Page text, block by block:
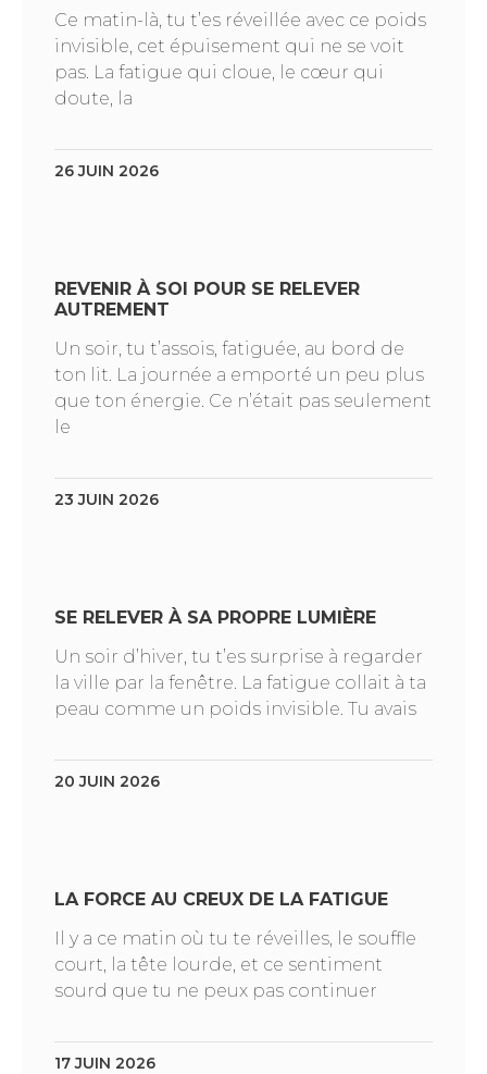
Ce matin-là, tu t’es réveillée avec ce poids
invisible, cet épuisement qui ne se voit
pas. La fatigue qui cloue, le cœur qui
doute, la
26 JUIN 2026
REVENIR À SOI POUR SE RELEVER
AUTREMENT
Un soir, tu t’assois, fatiguée, au bord de
ton lit. La journée a emporté un peu plus
que ton énergie. Ce n’était pas seulement
le
23 JUIN 2026
SE RELEVER À SA PROPRE LUMIÈRE
Un soir d’hiver, tu t’es surprise à regarder
la ville par la fenêtre. La fatigue collait à ta
peau comme un poids invisible. Tu avais
20 JUIN 2026
LA FORCE AU CREUX DE LA FATIGUE
Il y a ce matin où tu te réveilles, le souffle
court, la tête lourde, et ce sentiment
sourd que tu ne peux pas continuer
17 JUIN 2026